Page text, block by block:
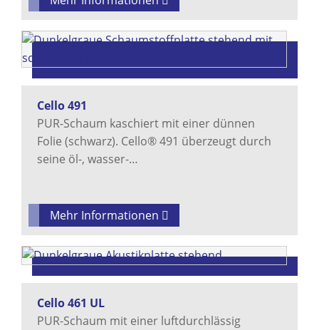
Cello 491
PUR-Schaum kaschiert mit einer dünnen
Folie (schwarz). Cello® 491 überzeugt durch
seine öl-, wasser-…
Mehr Informationen
Cello 461 UL
PUR-Schaum mit einer luftdurchlässig